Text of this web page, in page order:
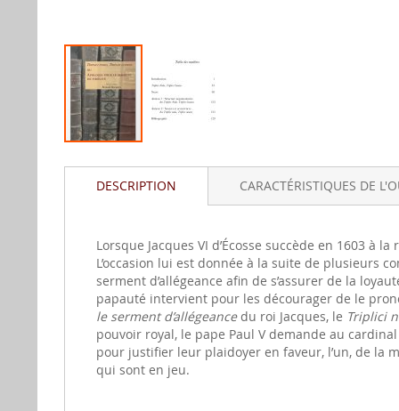
au
début
gallerie
d'image
DESCRIPTION
Lorsque Jacques VI d’Écosse succède en 1603 à
L’occasion lui est donnée à la suite de plusieurs
serment d’allégeance afin de s’assurer de la
papauté intervient pour les décourager de le
le serment d’allégeancedu roi Jacques, le Triplici
pouvoir royal, le pape Paul V demande au
pour justifier leur plaidoyer en faveur, l’un, de la
qui sont en jeu.
CARACTÉRISTIQUES DE